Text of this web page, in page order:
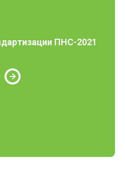
ПНС-2021